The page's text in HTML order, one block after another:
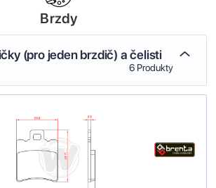
Brzdy
(pro jeden brzdič) a čelisti
6 Produkty